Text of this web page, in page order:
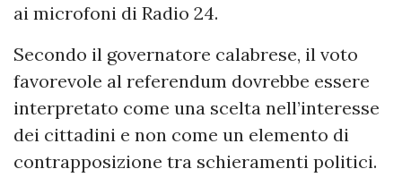
ai microfoni di Radio 24.
Secondo il governatore calabrese, il voto
favorevole al referendum dovrebbe essere
interpretato come una scelta nell’interesse
dei cittadini e non come un elemento di
contrapposizione tra schieramenti politici.